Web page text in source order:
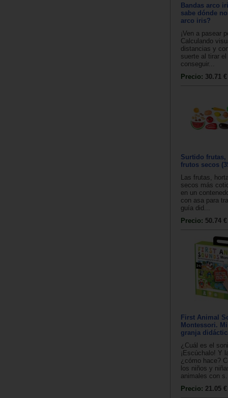
Bandas arco
sabe dónde
arco iris?
¡Ven a pasear
Calculando
distancias y
suerte al tirar
conseguir...
Precio: 30.71 €
Surtido
frutos secos
Las frutas,
secos más
en un
con asa para
guía did...
Precio: 50.74 €
First Animal
Montessori.
granja
¿Cuál es el
¡Escúchalo! Y
¿cómo hace?
los niños y
animales con
Precio: 21.05 €